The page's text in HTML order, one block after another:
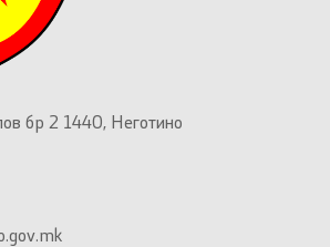
бр 2 1440, Неготино